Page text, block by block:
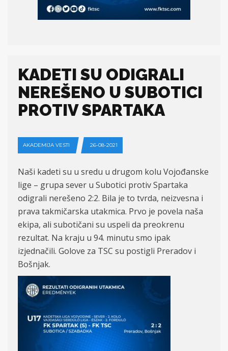
KADETI SU ODIGRALI
NEREŠENO U SUBOTICI
PROTIV SPARTAKA
AKADEMIJA VESTI 26-08-2021
Naši kadeti su u sredu u drugom kolu Vojođanske
lige – grupa sever u Subotici protiv Spartaka
odigrali nerešeno 2:2. Bila je to tvrda, neizvesna i
prava takmičarska utakmica. Prvo je povela naša
ekipa, ali subotičani su uspeli da preokrenu
rezultat. Na kraju u 94. minutu smo ipak
izjednačili. Golove za TSC su postigli Preradov i
Bošnjak.